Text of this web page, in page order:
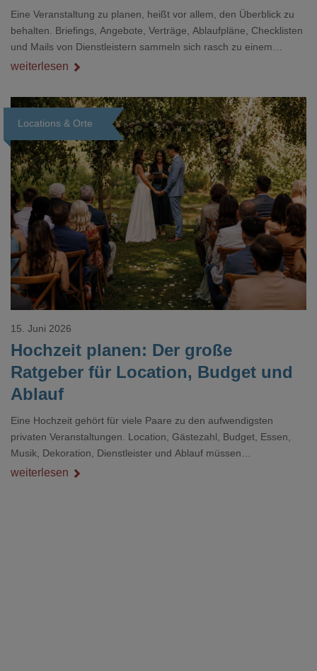
Eine Veranstaltung zu planen, heißt vor allem, den Überblick zu
behalten. Briefings, Angebote, Verträge, Ablaufpläne, Checklisten
und Mails von Dienstleistern sammeln sich rasch zu einem
unübersichtlichen Stapel. Wer schon einmal kurz vor einem Event
Dokument gesucht hat, kennt das mulmige Gefühl.
weiterlesen
Locations & Orte
Loading...
Hochzeit planen: Der große
Ratgeber für Location, Budget und
Ablauf
15. Juni 2026
Eine Hochzeit gehört für viele Paare zu den aufwendigsten
privaten Veranstaltungen. Location, Gästezahl, Budget, Essen,
Musik, Dekoration, Dienstleister und Ablauf müssen
zusammenpassen, damit der Tag gut organisiert ist und trotzdem
weiterlesen